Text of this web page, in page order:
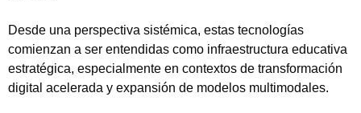
Desde una perspectiva sistémica, estas tecnologías
comienzan a ser entendidas como infraestructura educativa
estratégica, especialmente en contextos de transformación
digital acelerada y expansión de modelos multimodales.